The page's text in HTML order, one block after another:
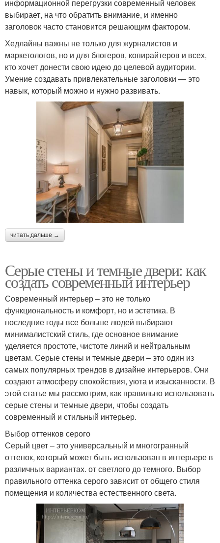
Стен в здании Стен в ландшафте
Материал для стены Стены из кирпичной и
Стен в определенном
Стены для интерьера
Стиль в интерьере
Стен в ландшафтном
Стены в ландшафтном
дизайне
Плитка в интерьере Бежевые стены
Пара в интерьере Рейки в интерьере
Картины в интерьере Картины для интерьера
Стены в интерьере Цвета в интерьере
Стены в комнате
Стен в стильном
дизайне
информационной перегрузки современный человек
выбирает, на что обратить внимание, и именно
заголовок часто становится решающим фактором.
Хедлайны важны не только для журналистов и
маркетологов, но и для блогеров, копирайтеров и всех,
кто хочет донести свою идею до целевой аудитории.
Умение создавать привлекательные заголовки — это
навык, который можно и нужно развивать.
читать дальше →
Серые стены и темные двери: как
создать современный интерьер
Современный интерьер – это не только
функциональность и комфорт, но и эстетика. В
последние годы все больше людей выбирают
минималистский стиль, где основное внимание
уделяется простоте, чистоте линий и нейтральным
цветам. Серые стены и темные двери – это один из
самых популярных трендов в дизайне интерьеров. Они
создают атмосферу спокойствия, уюта и изысканности. В
этой статье мы рассмотрим, как правильно использовать
серые стены и темные двери, чтобы создать
современный и стильный интерьер.
Выбор оттенков серого
Серый цвет – это универсальный и многогранный
оттенок, который может быть использован в интерьере в
различных вариантах. от светлого до темного. Выбор
правильного оттенка серого зависит от общего стиля
помещения и количества естественного света.